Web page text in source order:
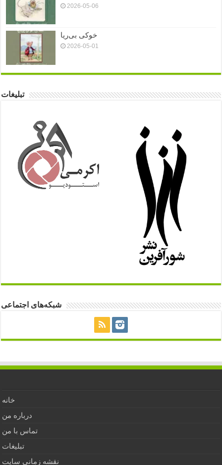
2026-05-06
خوکی بی‌ریا
2026-05-01
تبلیغات
شبکه‌های اجتماعی
خانه
درباره من
تماس با من
تبلیغات
نقشه زمانی سایت